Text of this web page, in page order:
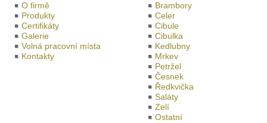
O firmě
Produkty
Certifikáty
Galerie
Volná pracovní místa
Kontakty
Brambory
Celer
Cibule
Cibulka
Kedlubny
Mrkev
Petržel
Česnek
Ředkvička
Saláty
Zelí
Ostatní